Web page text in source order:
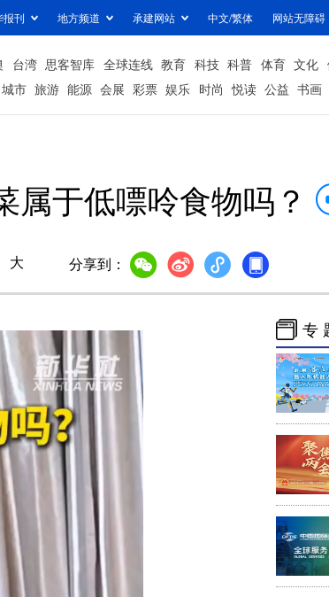
报刊 地方频道 承建网站 中文/繁体 网站无障碍
台湾 思客智库 全球连线 教育 科技 科普 体育 文化
城市 旅游 能源 会展 彩票 娱乐 时尚 悦读 公益 书画
属于低嘌呤食物吗？
大 分享到：
专